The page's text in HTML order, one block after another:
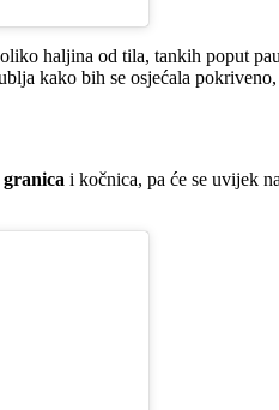
haljina od tila, tankih poput
kako bih se osjećala
i kočnica, pa će se uvijek